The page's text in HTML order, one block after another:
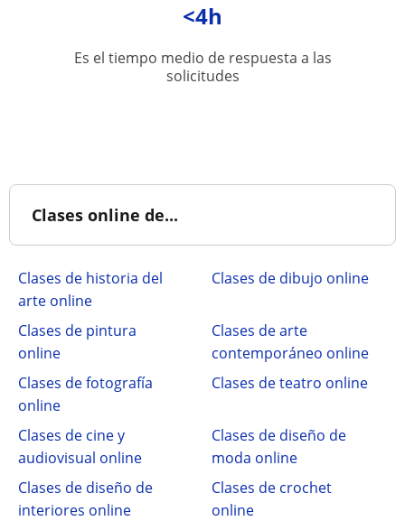
<4h
Es el tiempo medio de respuesta a las
solicitudes
Clases online de...
Clases de historia del
arte online
Clases de dibujo online
Clases de pintura
online
Clases de arte
contemporáneo online
Clases de fotografía
online
Clases de teatro online
Clases de cine y
audiovisual online
Clases de diseño de
moda online
Clases de diseño de
interiores online
Clases de crochet
online